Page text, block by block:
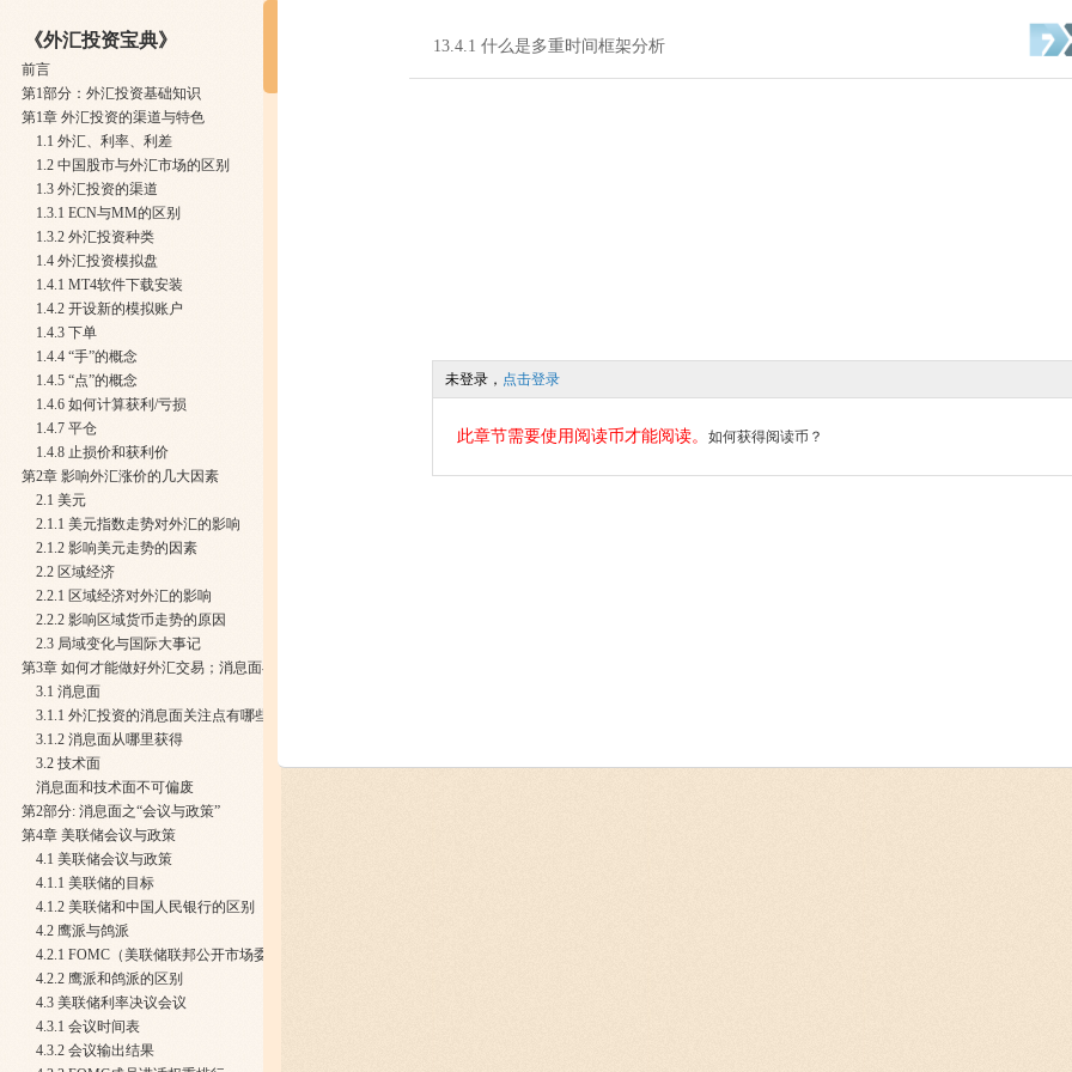
《外汇投资宝典》
前言
第1部分：外汇投资基础知识
第1章 外汇投资的渠道与特色
1.1 外汇、利率、利差
1.2 中国股市与外汇市场的区别
1.3 外汇投资的渠道
1.3.1 ECN与MM的区别
1.3.2 外汇投资种类
1.4 外汇投资模拟盘
1.4.1 MT4软件下载安装
1.4.2 开设新的模拟账户
1.4.3 下单
1.4.4 “手”的概念
1.4.5 “点”的概念
1.4.6 如何计算获利/亏损
1.4.7 平仓
1.4.8 止损价和获利价
第2章 影响外汇涨价的几大因素
2.1 美元
2.1.1 美元指数走势对外汇的影响
2.1.2 影响美元走势的因素
2.2 区域经济
2.2.1 区域经济对外汇的影响
2.2.2 影响区域货币走势的原因
2.3 局域变化与国际大事记
第3章 如何才能做好外汇交易；消息面与技术面
3.1 消息面
3.1.1 外汇投资的消息面关注点有哪些
3.1.2 消息面从哪里获得
3.2 技术面
消息面和技术面不可偏废
第2部分: 消息面之“会议与政策”
第4章 美联储会议与政策
4.1 美联储会议与政策
4.1.1 美联储的目标
4.1.2 美联储和中国人民银行的区别
4.2 鹰派与鸽派
4.2.1 FOMC（美联储联邦公开市场委员会）
4.2.2 鹰派和鸽派的区别
4.3 美联储利率决议会议
4.3.1 会议时间表
4.3.2 会议输出结果
13.4.1 什么是多重时间框架分析
未登录， 点击登录
此章节需要使用阅读币才能阅读。 如何获得阅读币？